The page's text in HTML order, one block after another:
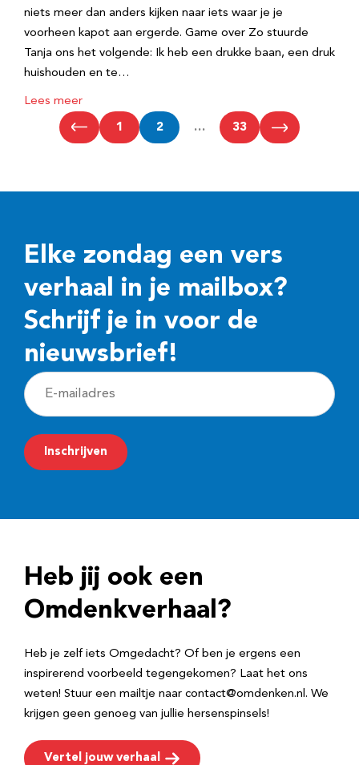
niets meer dan anders kijken naar iets waar je je
voorheen kapot aan ergerde. Game over Zo stuurde
Tanja ons het volgende: Ik heb een drukke baan, een druk
huishouden en te…
Lees meer
1 2 … 33
Elke zondag een vers
verhaal in je mailbox?
Schrijf je in voor de
nieuwsbrief!
E
-
m
a
r
e
Inschrijven
Heb jij ook een
Omdenkverhaal?
Heb je zelf iets Omgedacht? Of ben je ergens een
inspirerend voorbeeld tegengekomen? Laat het ons
weten! Stuur een mailtje naar contact@omdenken.nl. We
krijgen geen genoeg van jullie hersenspinsels!
Vertel jouw verhaal